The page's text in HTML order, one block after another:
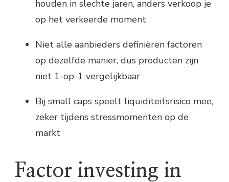
houden in slechte jaren, anders verkoop je
op het verkeerde moment
Niet alle aanbieders definiëren factoren
op dezelfde manier, dus producten zijn
niet 1-op-1 vergelijkbaar
Bij small caps speelt liquiditeitsrisico mee,
zeker tijdens stressmomenten op de
markt
Factor investing in